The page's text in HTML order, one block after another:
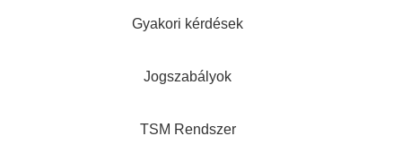
Gyakori kérdések
Jogszabályok
TSM Rendszer